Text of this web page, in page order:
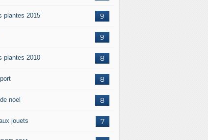
9
plantes 2015
9
8
plantes 2010
8
8
noel
7
jouets